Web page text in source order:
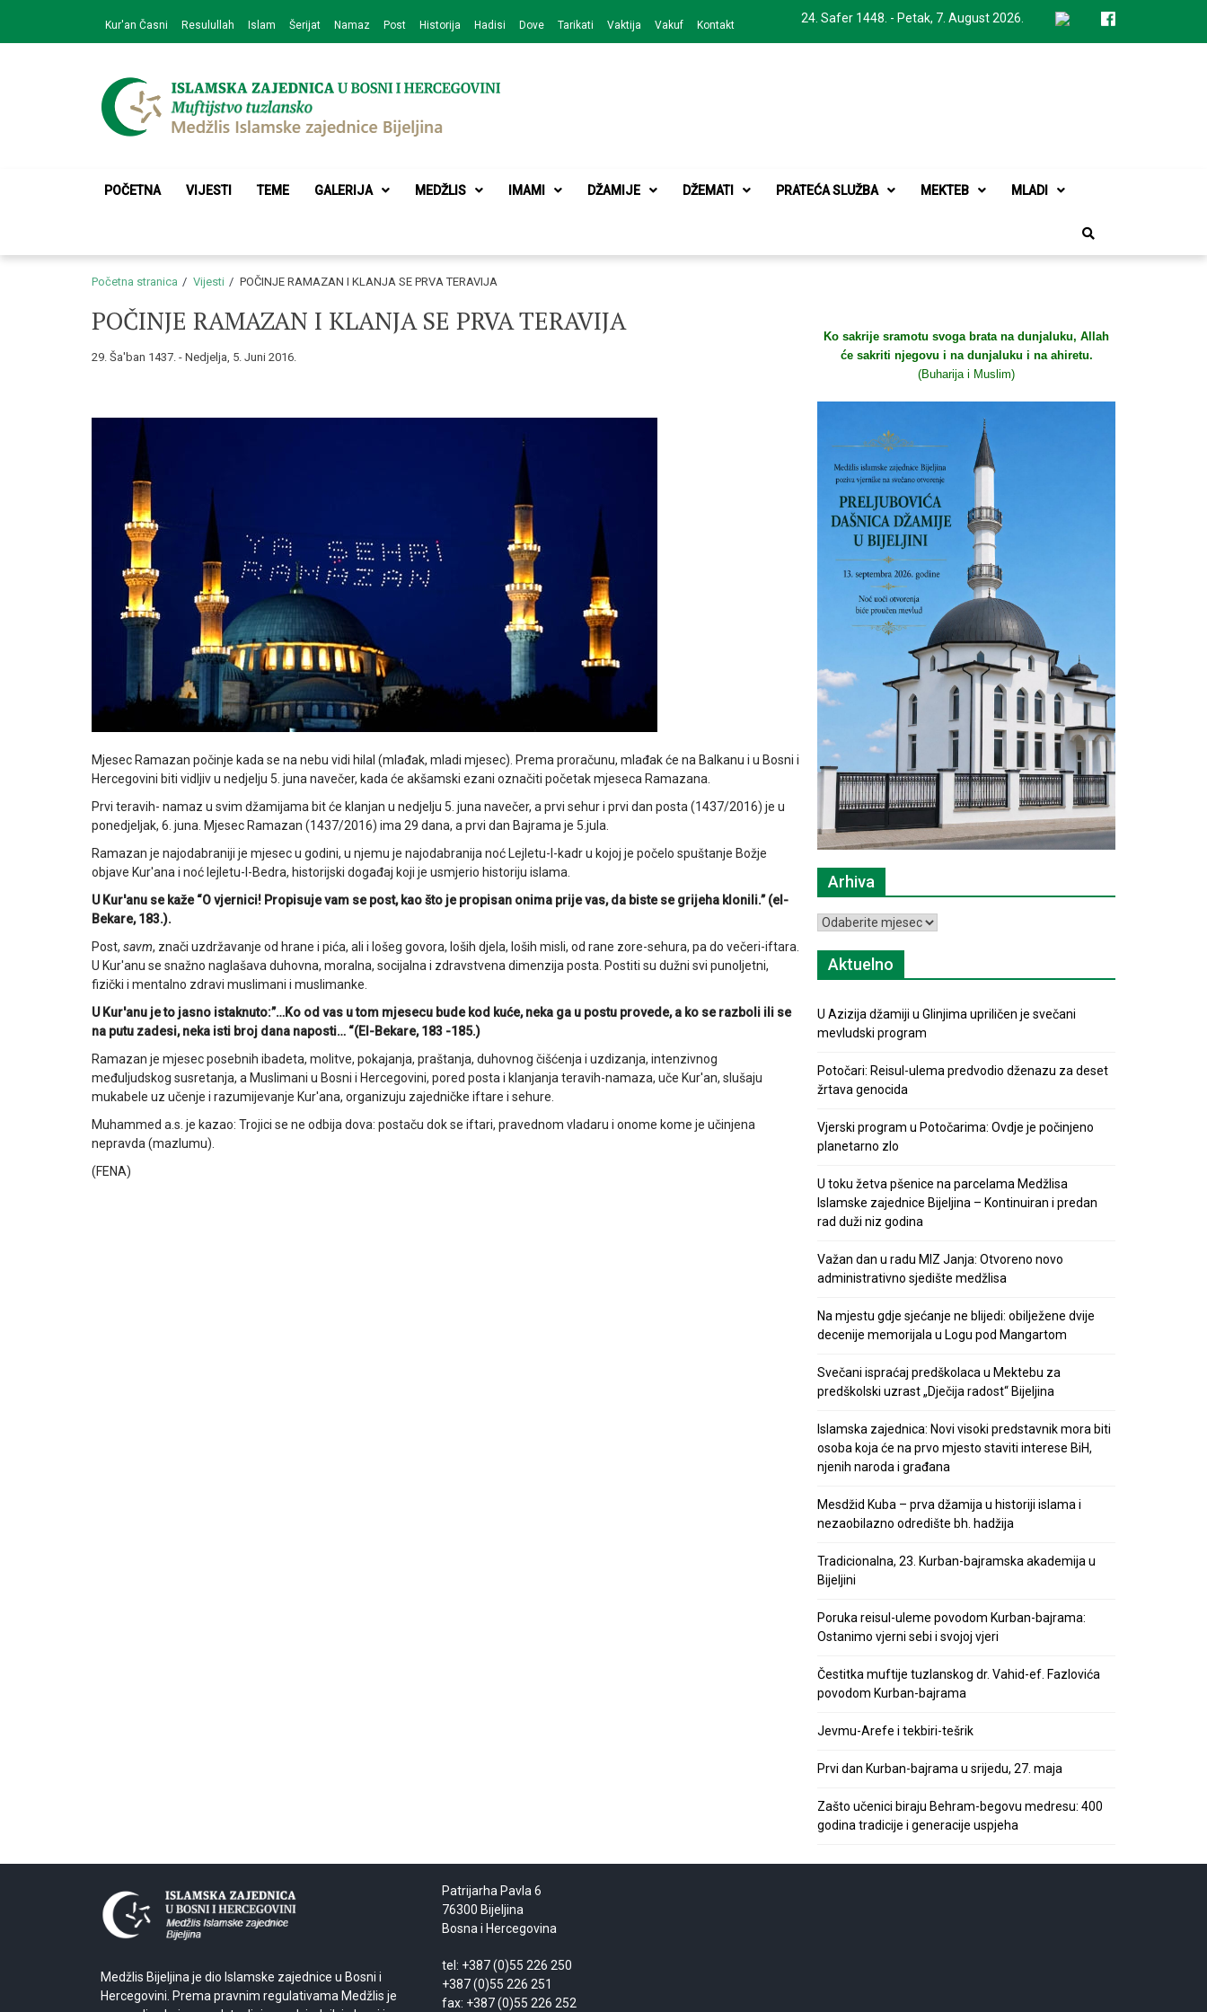
navigation
content
24. Safer 1448. - Petak, 7. August 2026.
Kur'an Časni Resulullah Islam Šerijat Namaz Post Historija Hadisi Dove Tarikati Vaktija Vakuf Kontakt
Medžlis Islamske zajednice Bijeljina
POČETNA VIJESTI TEME GALERIJA MEDŽLIS IMAMI DŽAMIJE DŽEMATI PRATEĆA SLUŽBA MEKTEB MLADI
Početna stranica Vijesti POČINJE RAMAZAN I KLANJA SE PRVA TERAVIJA
POČINJE RAMAZAN I KLANJA SE PRVA TERAVIJA
29. Ša'ban 1437. - Nedjelja, 5. Juni 2016.
Mjesec Ramazan počinje kada se na nebu vidi hilal (mlađak, mladi mjesec). Prema proračunu, mlađak će na Balkanu i u Bosni i
Hercegovini biti vidljiv u nedjelju 5. juna navečer, kada će akšamski ezani označiti početak mjeseca Ramazana.
Prvi teravih- namaz u svim džamijama bit će klanjan u nedjelju 5. juna navečer, a prvi sehur i prvi dan posta (1437/2016) je u
ponedjeljak, 6. juna. Mjesec Ramazan (1437/2016) ima 29 dana, a prvi dan Bajrama je 5.jula.
Ramazan je najodabraniji je mjesec u godini, u njemu je najodabranija noć Lejletu-l-kadr u kojoj je počelo spuštanje Božje
objave Kur'ana i noć lejletu-l-Bedra, historijski događaj koji je usmjerio historiju islama.
U Kur'anu se kaže “O vjernici! Propisuje vam se post, kao što je propisan onima prije vas, da biste se grijeha klonili.” (el-
Bekare, 183.).
Post, savm, znači uzdržavanje od hrane i pića, ali i lošeg govora, loših djela, loših misli, od rane zore-sehura, pa do večeri-iftara.
U Kur'anu se snažno naglašava duhovna, moralna, socijalna i zdravstvena dimenzija posta. Postiti su dužni svi punoljetni,
fizički i mentalno zdravi muslimani i muslimanke.
U Kur'anu je to jasno istaknuto:”…Ko od vas u tom mjesecu bude kod kuće, neka ga u postu provede, a ko se razboli ili se
na putu zadesi, neka isti broj dana naposti… “(El-Bekare, 183 -185.)
Ramazan je mjesec posebnih ibadeta, molitve, pokajanja, praštanja, duhovnog čišćenja i uzdizanja, intenzivnog
međuljudskog susretanja, a Muslimani u Bosni i Hercegovini, pored posta i klanjanja teravih-namaza, uče Kur'an, slušaju
mukabele uz učenje i razumijevanje Kur'ana, organizuju zajedničke iftare i sehure.
Muhammed a.s. je kazao: Trojici se ne odbija dova: postaču dok se iftari, pravednom vladaru i onome kome je učinjena
nepravda (mazlumu).
(FENA)
Ko sakrije sramotu svoga brata na dunjaluku, Allah
će sakriti njegovu i na dunjaluku i na ahiretu.
(Buharija i Muslim)
Arhiva
Arhiva
Aktuelno
U Azizija džamiji u Glinjima upriličen je svečani
mevludski program
Potočari: Reisul-ulema predvodio dženazu za deset
žrtava genocida
Vjerski program u Potočarima: Ovdje je počinjeno
planetarno zlo
U toku žetva pšenice na parcelama Medžlisa
Islamske zajednice Bijeljina – Kontinuiran i predan
rad duži niz godina
Važan dan u radu MIZ Janja: Otvoreno novo
administrativno sjedište medžlisa
Na mjestu gdje sjećanje ne blijedi: obilježene dvije
decenije memorijala u Logu pod Mangartom
Svečani ispraćaj predškolaca u Mektebu za
predškolski uzrast „Dječija radost“ Bijeljina
Islamska zajednica: Novi visoki predstavnik mora biti
osoba koja će na prvo mjesto staviti interese BiH,
njenih naroda i građana
Mesdžid Kuba – prva džamija u historiji islama i
nezaobilazno odredište bh. hadžija
Tradicionalna, 23. Kurban-bajramska akademija u
Bijeljini
Poruka reisul-uleme povodom Kurban-bajrama:
Ostanimo vjerni sebi i svojoj vjeri
Čestitka muftije tuzlanskog dr. Vahid-ef. Fazlovića
povodom Kurban-bajrama
Jevmu-Arefe i tekbiri-tešrik
Prvi dan Kurban-bajrama u srijedu, 27. maja
Zašto učenici biraju Behram-begovu medresu: 400
godina tradicije i generacije uspjeha
Medžlis Bijeljina je dio Islamske zajednice u Bosni i
Hercegovini. Prema pravnim regulativama Medžlis je
Patrijarha Pavla 6
76300 Bijeljina
Bosna i Hercegovina
tel: +387 (0)55 226 250
+387 (0)55 226 251
fax: +387 (0)55 226 252